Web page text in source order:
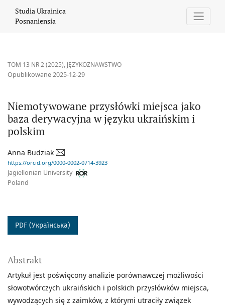
Studia Ukrainica
Posnaniensia
TOM 13 NR 2 (2025), JĘZYKOZNAWSTWO
Niemotywowane przysłówki miejsca jako
baza derywacyjna w języku ukraińskim i
polskim
Opublikowane 2025-12-29
Anna Budziak
https://orcid.org/0000-0002-0714-3923
Jagiellonian University
Poland
PDF (Українська)
Abstrakt
Artykuł jest poświęcony analizie porównawczej możliwości
słowotwórczych ukraińskich i polskich przysłówków miejsca,
wywodzących się z zaimków, z którymi utraciły związek